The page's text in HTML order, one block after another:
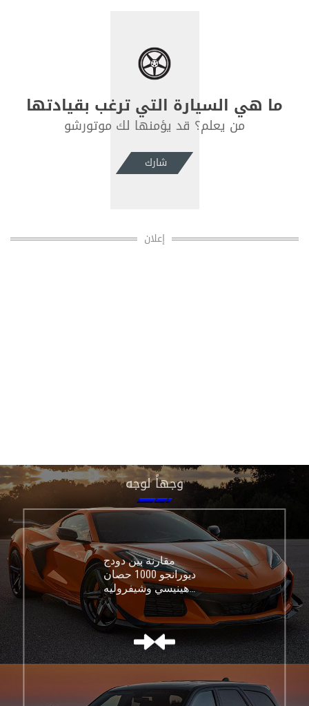
ما هي السيارة التي ترغب بقيادتها
من يعلم؟ قد يؤمنها لك موتورشو
شارك
إعلان
وجهاً لوجه
مقارنة بين دودج
ديورانجو 1000 حصان
هينيسي وشيفروليه
كورفيت C8 Z06